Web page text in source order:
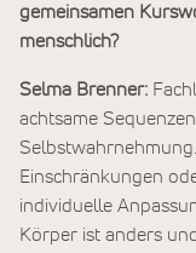
gemeinsamen
menschlich?
Selma Brenner:
achtsame
Einschränkungen
individuelle
Körper ist anders